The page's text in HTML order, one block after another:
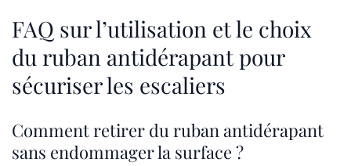
FAQ sur l’utilisation et le choix
du ruban antidérapant pour
sécuriser les escaliers
Comment retirer du ruban antidérapant
sans endommager la surface ?